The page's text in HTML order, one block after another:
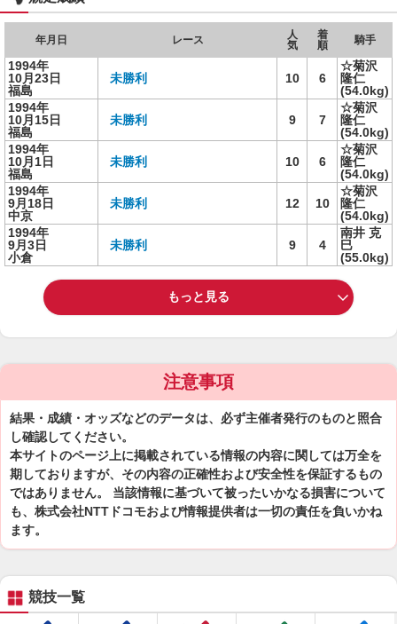
年月日 レース
人
気
着
順
騎手
1994年
10月23日
福島
未勝利 10 6
☆菊沢
隆仁
(54.0kg)
1994年
10月15日
福島
未勝利 9 7
☆菊沢
隆仁
(54.0kg)
1994年
10月1日
福島
未勝利 10 6
☆菊沢
隆仁
(54.0kg)
1994年
9月18日
中京
未勝利 12 10
☆菊沢
隆仁
(54.0kg)
1994年
9月3日
小倉
未勝利 9 4
南井 克
巳
(55.0kg)
もっと見る
注意事項
結果・成績・オッズなどのデータは、必ず主催者発行のものと照合
し確認してください。
本サイトのページ上に掲載されている情報の内容に関しては万全を
期しておりますが、その内容の正確性および安全性を保証するもの
ではありません。 当該情報に基づいて被ったいかなる損害について
も、株式会社NTTドコモおよび情報提供者は一切の責任を負いかね
ます。
競技一覧